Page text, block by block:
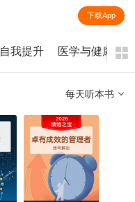
下载App
自我提升 医学与健康
每天听本书
全部
课程
每天听本书